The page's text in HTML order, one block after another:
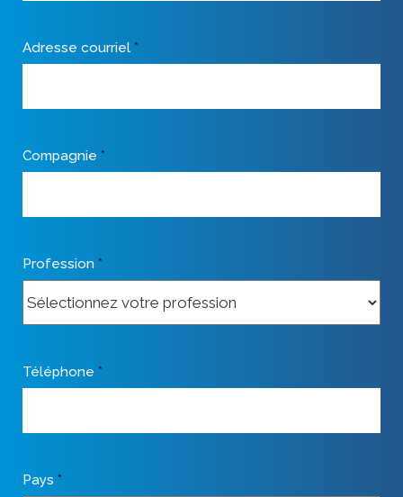
Adresse courriel *
Compagnie *
Profession *
Téléphone *
Pays *